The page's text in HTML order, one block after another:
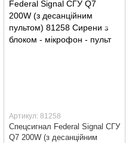
Артикул: 81258
Спецсигнал Federal Signal СГУ
Q7 200W (з десанційним